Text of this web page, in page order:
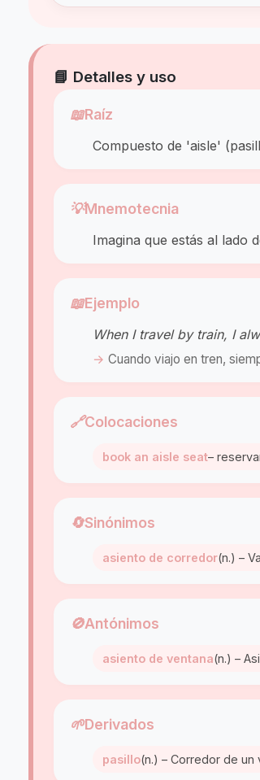
📘 Detalles y uso
📖Raíz
Compuesto de 'aisle'
💡Mnemotecnia
Imagina que estás al lado
📖Ejemplo
When I travel by train, I
Cuando viajo en tren,
🔗Colocaciones
book an aisle seat–
🔄Sinónimos
asiento de corredor(n.) –
🚫Antónimos
asiento de ventana(n.) –
🌱Derivados
pasillo(n.) – Corredor de un